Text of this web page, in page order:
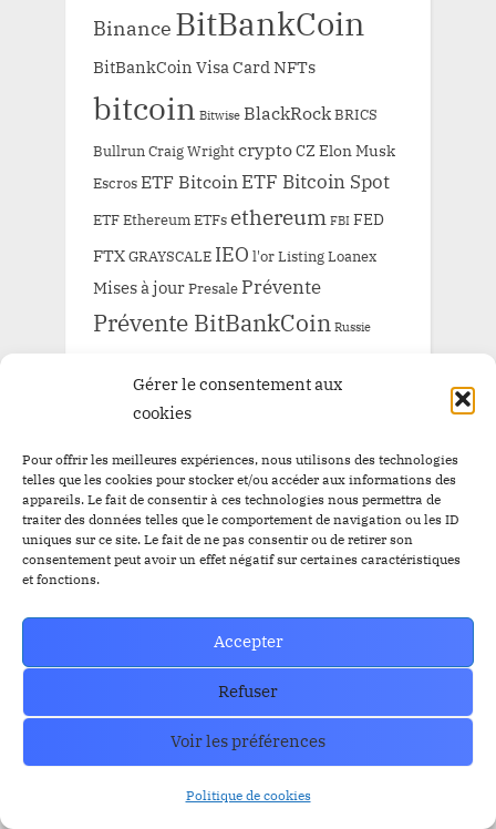
Gérer le consentement aux
cookies
Pour offrir les meilleures expériences, nous utilisons des technologies
telles que les cookies pour stocker et/ou accéder aux informations des
appareils. Le fait de consentir à ces technologies nous permettra de
traiter des données telles que le comportement de navigation ou les ID
uniques sur ce site. Le fait de ne pas consentir ou de retirer son
consentement peut avoir un effet négatif sur certaines caractéristiques
et fonctions.
Accepter
Refuser
Voir les préférences
Politique de cookies
Binance BitBankCoin
BitBankCoin Visa Card NFTs
bitcoin Bitwise BlackRockBRICS
Bullrun Craig WrightcryptoCZ Elon Musk
EscrosETF Bitcoin ETF Bitcoin Spot
ETF Ethereum ETFs ethereum FBI FED
FTXGRAYSCALE IEO l'orListingLoanex
Mises à jourPresale Prévente
Prévente BitBankCoin Russie
ARCHIVE
ARCHIVE
How can we help you?
help or have any questions?